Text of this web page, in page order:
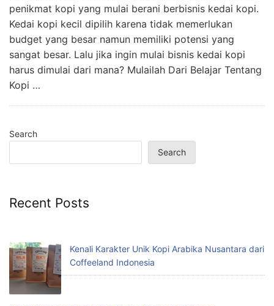
penikmat kopi yang mulai berani berbisnis kedai kopi.
Kedai kopi kecil dipilih karena tidak memerlukan
budget yang besar namun memiliki potensi yang
sangat besar. Lalu jika ingin mulai bisnis kedai kopi
harus dimulai dari mana? Mulailah Dari Belajar Tentang
Kopi …
Search
Search
Recent Posts
Kenali Karakter Unik Kopi Arabika Nusantara dari
Coffeeland Indonesia